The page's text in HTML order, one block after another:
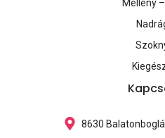
Mellény
8630